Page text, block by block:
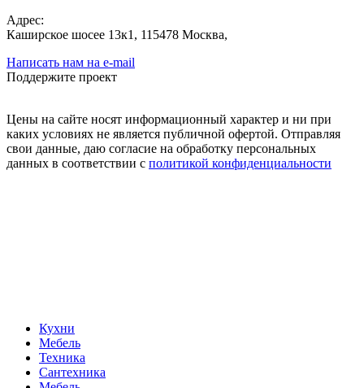
Адрес:
Каширское шосее 13к1, 115478 Москва,
Написать нам на e-mail
Поддержите проект
Цены на сайте носят информационный характер и ни при
каких условиях не является публичной офертой. Отправляя
свои данные, даю согласие на обработку персональных
данных в соответствии с политикой конфиденциальности
Кухни
Мебель
Техника
Сантехника